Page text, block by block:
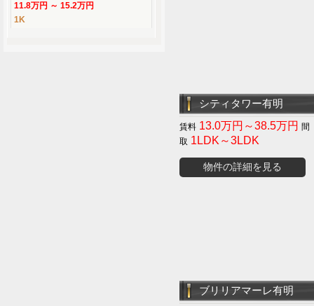
シティタワー有明
13.0万円～38.5万円
1LDK～3LDK
物件の詳細を見る
ブリリアマーレ有明
11.8万円 ～ 15.2万円
1K